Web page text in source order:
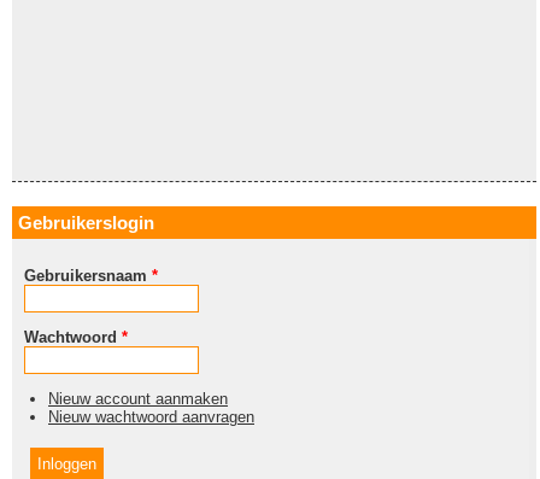
Gebruikerslogin
Gebruikersnaam *
Wachtwoord *
Nieuw account aanmaken
Nieuw wachtwoord aanvragen